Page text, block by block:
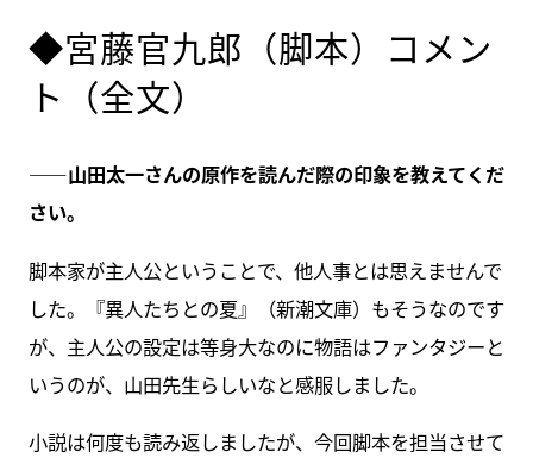
◆宮藤官九郎（脚本）コメン
ト（全文）
――山田太一さんの原作を読んだ際の印象を教えてくだ
さい。
脚本家が主人公ということで、他人事とは思えませんで
した。『異人たちとの夏』（新潮文庫）もそうなのです
が、主人公の設定は等身大なのに物語はファンタジーと
いうのが、山田先生らしいなと感服しました。
小説は何度も読み返しましたが、今回脚本を担当させて